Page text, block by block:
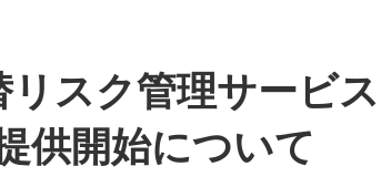
経営・事業支援
ンス 成長分野の支援
資金管理業務の効率化
外為業務の効率化
する
財務、ローンなど、お金に
サービス
リスク管理サービ
供開始について